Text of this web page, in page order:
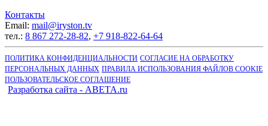
Контакты
Email: mail@iryston.tv
тел.: 8 867 272-28-82, +7 918-822-64-64
ПОЛИТИКА КОНФИДЕНЦИАЛЬНОСТИ СОГЛАСИЕ НА ОБРАБОТКУ
ПЕРСОНАЛЬНЫХ ДАННЫХ ПРАВИЛА ИСПОЛЬЗОВАНИЯ ФАЙЛОВ COOKIE
ПОЛЬЗОВАТЕЛЬСКОЕ СОГЛАШЕНИЕ
Разработка сайта - ABETA.ru